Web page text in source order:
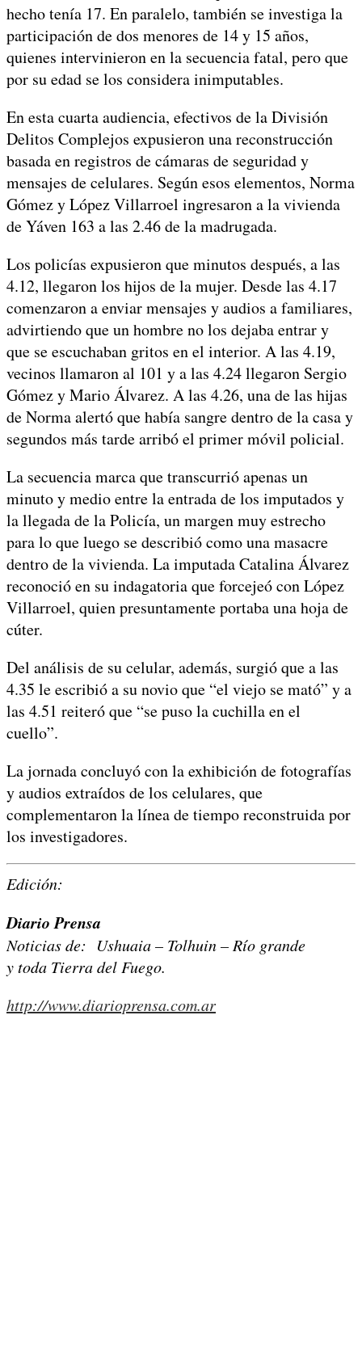
hecho tenía 17. En paralelo, también se investiga la
participación de dos menores de 14 y 15 años,
quienes intervinieron en la secuencia fatal, pero que
por su edad se los considera inimputables.
En esta cuarta audiencia, efectivos de la División
Delitos Complejos expusieron una reconstrucción
basada en registros de cámaras de seguridad y
mensajes de celulares. Según esos elementos, Norma
Gómez y López Villarroel ingresaron a la vivienda
de Yáven 163 a las 2.46 de la madrugada.
Los policías expusieron que minutos después, a las
4.12, llegaron los hijos de la mujer. Desde las 4.17
comenzaron a enviar mensajes y audios a familiares,
advirtiendo que un hombre no los dejaba entrar y
que se escuchaban gritos en el interior. A las 4.19,
vecinos llamaron al 101 y a las 4.24 llegaron Sergio
Gómez y Mario Álvarez. A las 4.26, una de las hijas
de Norma alertó que había sangre dentro de la casa y
segundos más tarde arribó el primer móvil policial.
La secuencia marca que transcurrió apenas un
minuto y medio entre la entrada de los imputados y
la llegada de la Policía, un margen muy estrecho
para lo que luego se describió como una masacre
dentro de la vivienda. La imputada Catalina Álvarez
reconoció en su indagatoria que forcejeó con López
Villarroel, quien presuntamente portaba una hoja de
cúter.
Del análisis de su celular, además, surgió que a las
4.35 le escribió a su novio que “el viejo se mató” y a
las 4.51 reiteró que “se puso la cuchilla en el
cuello”.
La jornada concluyó con la exhibición de fotografías
y audios extraídos de los celulares, que
complementaron la línea de tiempo reconstruida por
los investigadores.
Edición:
Diario Prensa
Noticias de: Ushuaia – Tolhuin – Río grande
y toda Tierra del Fuego.
http://www.diarioprensa.com.ar